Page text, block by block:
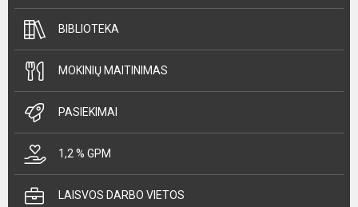
BIBLIOTEKA
MOKINIŲ MAITINIMAS
PASIEKIMAI
1,2 % GPM
LAISVOS DARBO VIETOS